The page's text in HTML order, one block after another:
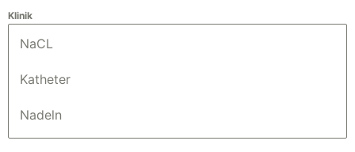
Klinik
NaCL
Katheter
Nadeln